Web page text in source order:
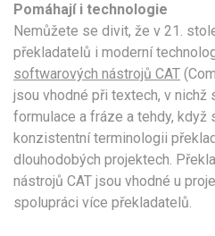
Pomáhají i technologie
Nemůžete se divit, že v 21.
překladatelů i moderní
softwarových nástrojů CAT
jsou vhodné při textech, v
formulace a fráze a tehdy, když
konzistentní terminologii
dlouhodobých projektech.
nástrojů CAT jsou vhodné u
spolupráci více překladatelů.